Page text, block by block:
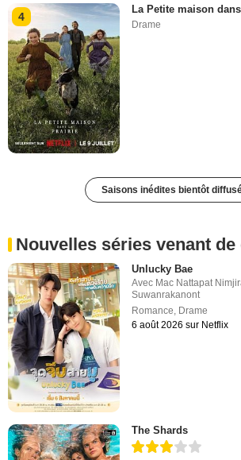
4
La Petite maison
Drame
Saisons inédites bientôt
Nouvelles séries venant
Unlucky Bae
Avec Mac Nattapat
Suwanrakanont
Romance Drame
6 août 2026 sur Netflix
The Shards